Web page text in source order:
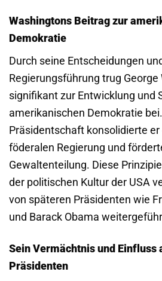
Washingtons Beitrag zur
Demokratie
Durch seine Entscheidungen
Regierungsführung trug George
signifikant zur Entwicklung und
amerikanischen Demokratie
Präsidentschaft konsolidierte
föderalen Regierung und
Gewaltenteilung. Diese
der politischen Kultur der USA
von späteren Präsidenten wie
und Barack Obama
Sein Vermächtnis und Einfluss
Präsidenten